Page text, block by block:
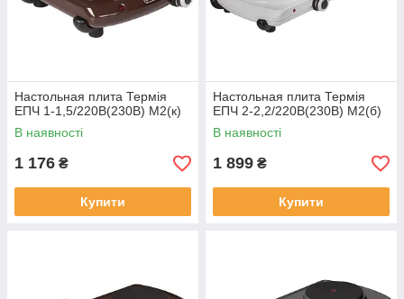
Настольная плита Термія
ЕПЧ 1-1,5/220В(230В) М2(к)
В наявності
1 176 ₴
Купити
Настольная плита Термія
ЕПЧ 2-2,2/220В(230В) М2(б)
В наявності
1 899 ₴
Купити